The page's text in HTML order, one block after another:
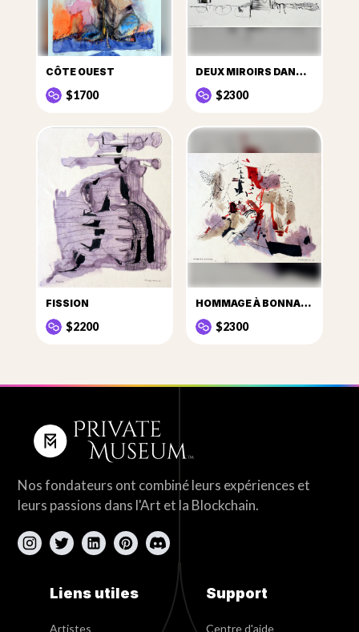
CÔTE OUEST
$1700
DEUX MIROIRS DANS LE BROUILLARD
$2300
FISSION
$2200
HOMMAGE À BONNARD
$2300
Nos fondateurs ont combiné leurs expériences et
leurs passions dans l'Art et la Blockchain.
Liens utiles
Artistes
Support
Centre d'aide